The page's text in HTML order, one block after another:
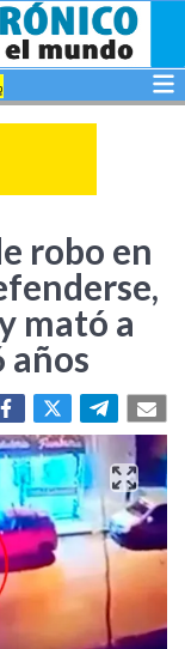
robo en
mató a
años